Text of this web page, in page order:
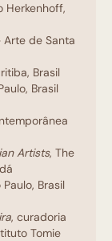
Herkenhoff,
Arte de Santa
Brasil
Brasil
Artists, The
Brasil
, curadoria
Tomie